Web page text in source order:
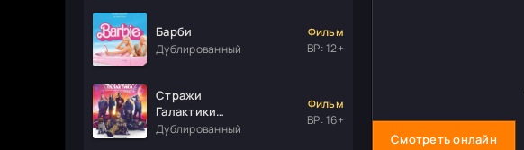
Барби
Дублированный
Фильм
ВР: 12+
Стражи
Галактики.
Часть 3
Дублированный
Фильм
ВР: 16+
Смотреть онлайн